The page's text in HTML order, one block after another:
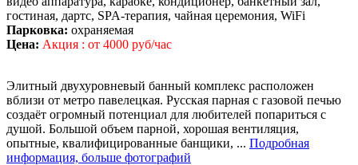
гостиная, дартс, SPA-терапия, чайная церемония, WiFi
Парковка: охраняемая
Цена: Акция : от 4000 руб/час
Элитный двухуровневый банный комплекс расположен
вблизи от метро павелецкая. Русская парная с газовой печью
создаёт огромный потенциал для любителей попариться с
душой. Большой объем парной, хорошая вентиляция,
опытные, квалифицированные банщики, ... Подробная
информация, больше фотографий